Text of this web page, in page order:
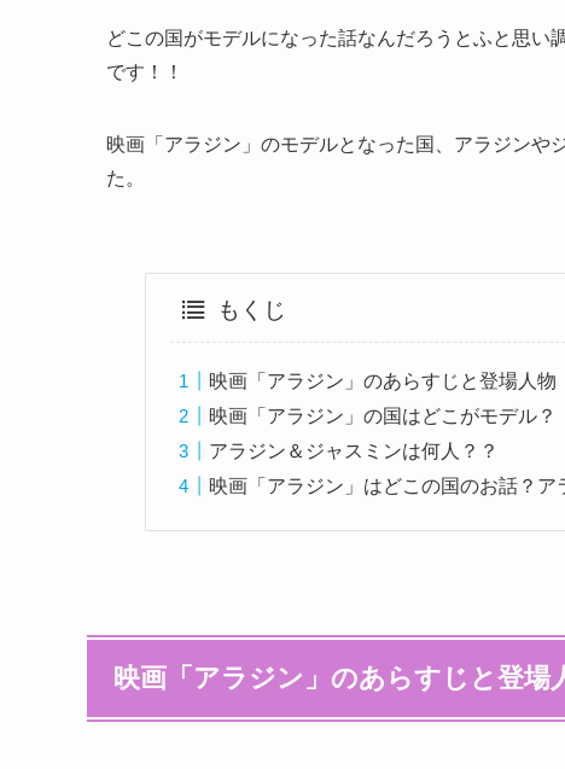
どこの国がモデルになった話なんだろうとふと思い
です！！
映画「アラジン」のモデルとなった国、アラジンや
た。
もくじ
映画「アラジン」のあらすじと登場人物
映画「アラジン」の国はどこがモデル？
アラジン＆ジャスミンは何人？？
映画「アラジン」はどこの国のお話？
映画「アラジン」のあらすじと登場